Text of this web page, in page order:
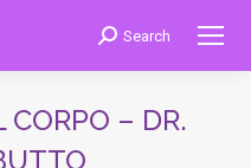
Cerca:Search
CORPO – DR.